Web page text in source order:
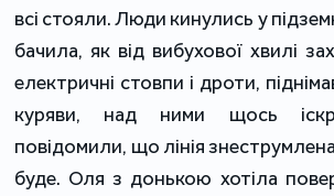
всі стояли. Люди кинулись у
бачила, як від вибухової хвилі
електричні стовпи і дроти,
куряви, над ними щось
повідомили, що лінія
буде. Оля з донькою хотіла